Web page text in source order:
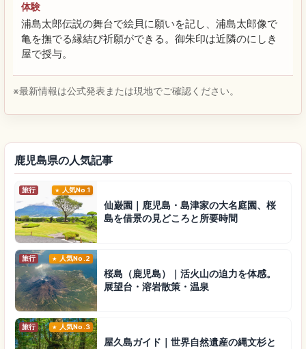
体験
浦島太郎伝説の舞台で絵貝に願いを記し、浦島太郎像で
亀を撫でる縁結び祈願ができる。御朱印は近隣のにしき
屋で授与。
※最新情報は公式発表または現地でご確認ください。
鹿児島県の人気記事
旅行 人気No.1
仙巌園｜鹿児島・島津家の大名庭園、桜
島を借景の見どころと所要時間
旅行 人気No.2
桜島（鹿児島）｜活火山の迫力を体感。
展望台・溶岩散策・温泉
旅行 人気No.3
屋久島ガイド｜世界自然遺産の縄文杉と